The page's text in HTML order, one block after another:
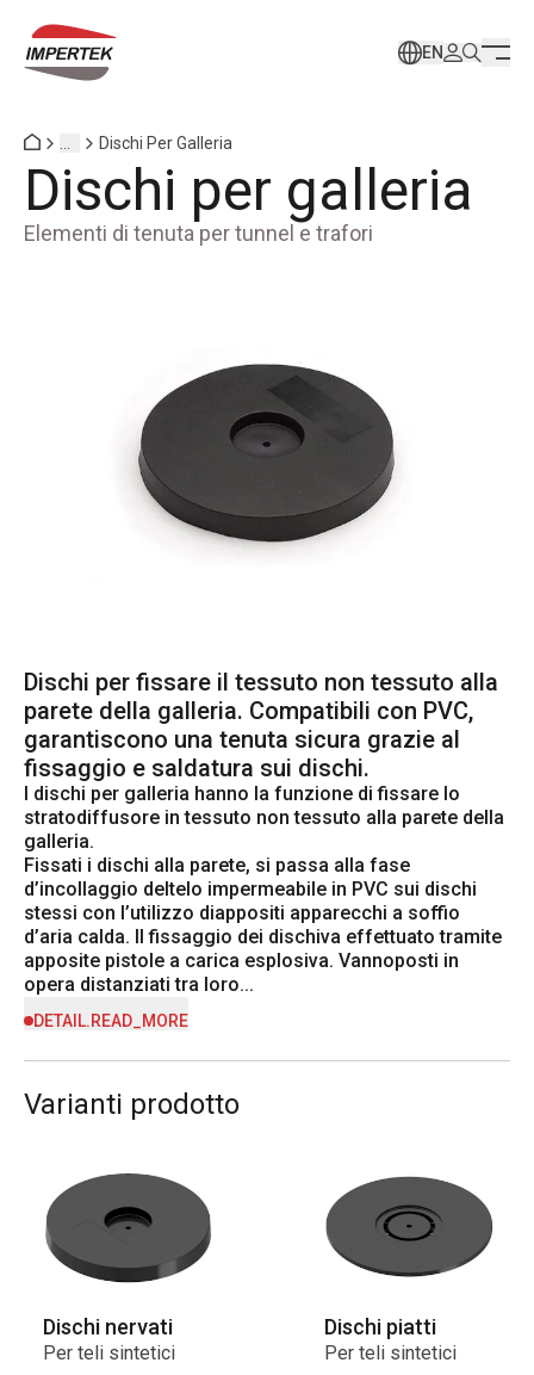
EN
Dischi Per Galleria
Dischi per galleria
Elementi di tenuta per tunnel e trafori
Dischi per fissare il tessuto non tessuto alla
parete della galleria. Compatibili con PVC,
garantiscono una tenuta sicura grazie al
fissaggio e saldatura sui dischi.
I dischi per galleria hanno la funzione di fissare lo
stratodiffusore in tessuto non tessuto alla parete della
galleria.
Fissati i dischi alla parete, si passa alla fase
d’incollaggio deltelo impermeabile in PVC sui dischi
stessi con l’utilizzo diappositi apparecchi a soffio
d’aria calda. Il fissaggio dei dischiva effettuato tramite
apposite pistole a carica esplosiva. Vannoposti in
opera distanziati tra loro...
DETAIL.READ_MORE
Varianti prodotto
Dischi nervati
Per teli sintetici
Dischi piatti
Per teli sintetici